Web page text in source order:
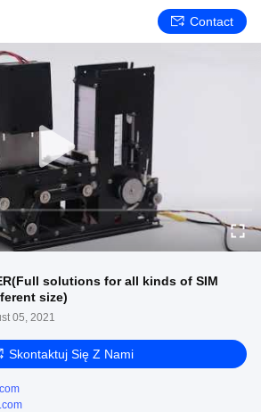
Contact
solutions for all kinds of SIM
size)
05, 2021
Skontaktuj Się Z Nami